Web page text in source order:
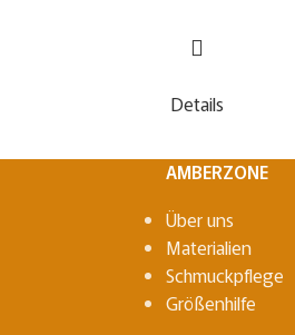
Details
AMBERZONE
Über uns
Materialien
Schmuckpflege
Größenhilfe